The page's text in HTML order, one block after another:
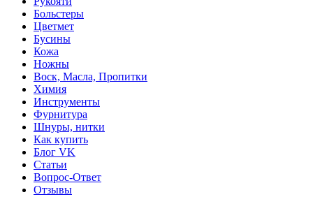
Больстеры
Цветмет
Бусины
Кожа
Ножны
Воск, Масла, Пропитки
Химия
Инструменты
Фурнитура
Шнуры, нитки
Как купить
Блог VK
Статьи
Вопрос-Ответ
Отзывы